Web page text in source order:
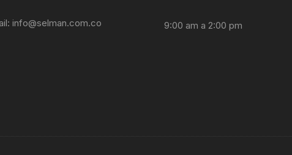
info@selman.com.co 9:00 am a 2:00 pm